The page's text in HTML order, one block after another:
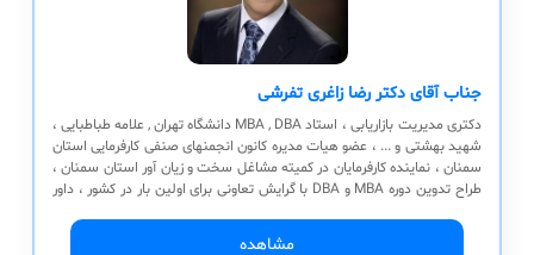
جناب آقای دکتر رضا زاغری تفرشی
دکتری مدیریت بازاریابی ، استاد MBA , DBA دانشگاه تهران , علامه طباطبایی ،
شهید بهشتی و ... ، عضو هیات مدیره کانون انجمنهای صنفی کارفرمایی استان
سمنان ، نماینده کارفرمایان در کمیته مشاغل سخت و زیان آور استان سمنان ،
طراح تدوین دوره MBA و DBA با گرایش تعاونی برای اولین بار در کشور ، داور
شهرستان سمنان ، عضو مجمع متخصصین ایران
مشاهده